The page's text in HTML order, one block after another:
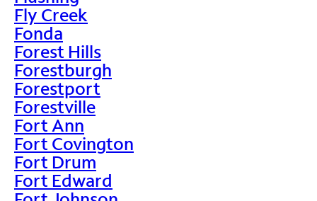
Fly Creek
Fonda
Forest Hills
Forestburgh
Forestport
Forestville
Fort Ann
Fort Covington
Fort Drum
Fort Edward